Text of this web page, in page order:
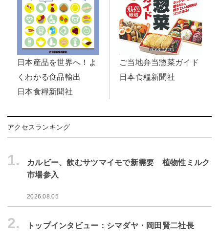
日本産品を世界へ！よ
くわかる食品輸出
日本食糧新聞社
ご当地弁当惣菜ガイド
日本食糧新聞社
アクセスランキング
1.
カルビー、飲むサツマイモで新需要 植物性ミルク
市場参入
2026.08.05
2. トップインタビュー：シマダヤ・岡田賢二社長